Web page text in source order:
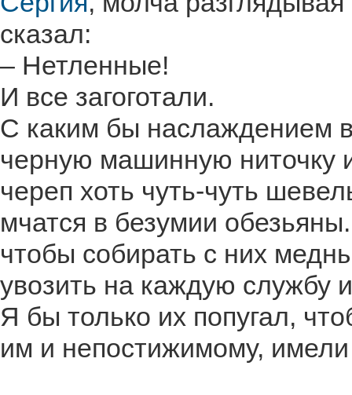
сказал:
– Нетленные!
И все загоготали.
С каким бы наслаждением
черную машинную ниточку
череп хоть чуть-чуть
мчатся в безумии
чтобы собирать с них
увозить на каждую службу
Я бы только их попугал,
им и непостижимому,